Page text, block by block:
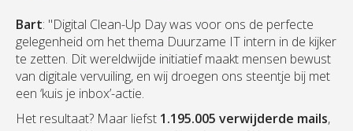
Bart: "Digital Clean-Up Day was voor ons de perfecte
gelegenheid om het thema Duurzame IT intern in de kijker
te zetten. Dit wereldwijde initiatief maakt mensen bewust
van digitale vervuiling, en wij droegen ons steentje bij met
een ‘kuis je inbox’-actie.
Het resultaat? Maar liefst 1.195.005 verwijderde mails,